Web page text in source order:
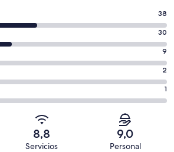
38
30
9
2
1
8,8
Servicios
9,0
Personal